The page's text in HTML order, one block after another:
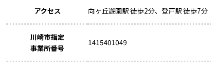
アクセス 向ヶ丘遊園駅 徒歩2分、登戸駅 徒歩7分
川崎市指定
事業所番号
1415401049